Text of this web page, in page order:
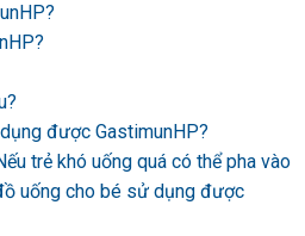
được GastimunHP?
trẻ khó uống quá có thể pha vào
uống cho bé sử dụng được